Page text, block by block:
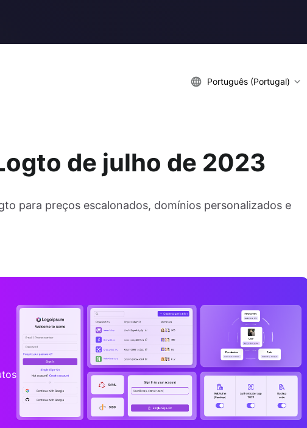
Português (Portugal)
de julho de 2023
para preços escalonados, domínios personalizados e